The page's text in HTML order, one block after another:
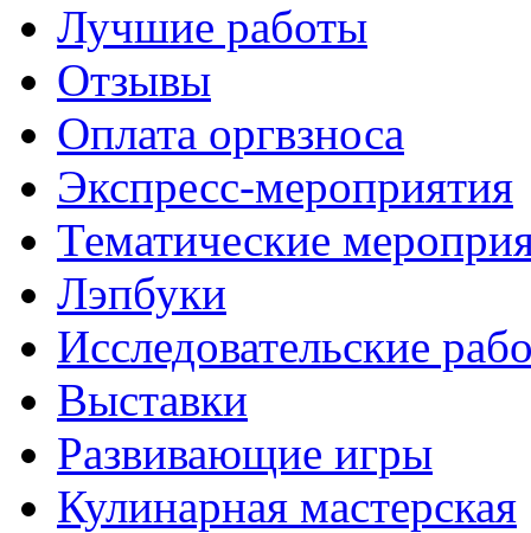
Лучшие работы
Отзывы
Оплата оргвзноса
Экспресс-мероприятия
Тематические
Лэпбуки
Исследовательские
Выставки
Развивающие игры
Кулинарная мастерская